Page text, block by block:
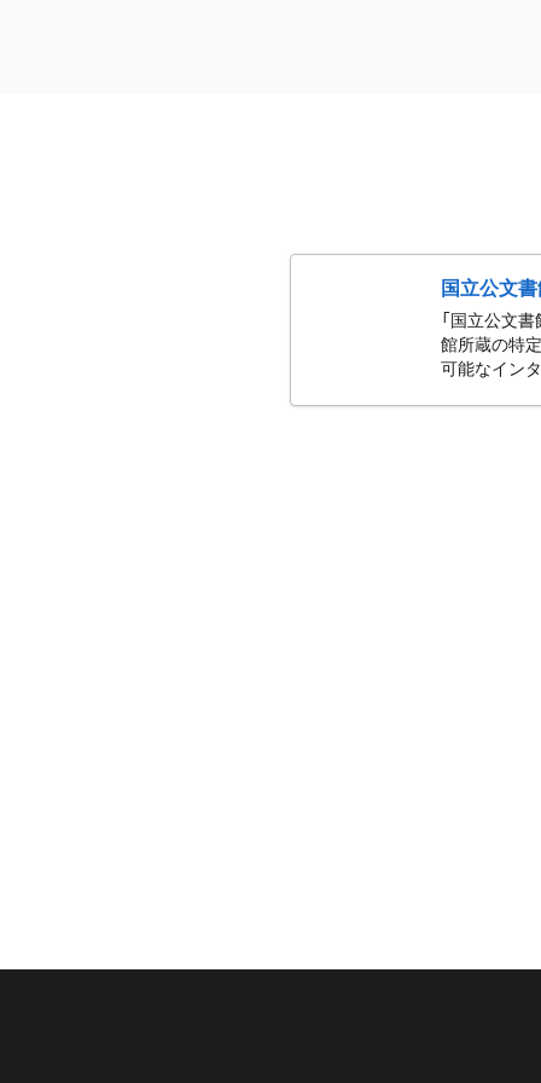
国立公文
「国立公文書
館所蔵の特
可能なイン